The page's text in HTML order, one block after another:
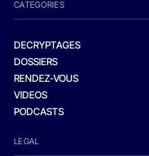
CATEGORIES
DECRYPTAGES
DOSSIERS
RENDEZ-VOUS
VIDEOS
PODCASTS
LEGAL